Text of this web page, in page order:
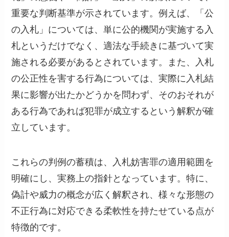
重要な判断基準が示されています。例えば、「公
の入札」については、単に公的機関が実施する入
札というだけでなく、適法な手続きに基づいて実
施される必要があるとされています。また、入札
の公正性を害する行為については、実際に入札結
果に影響が出たかどうかを問わず、そのおそれが
ある行為であれば犯罪が成立するという解釈が確
立しています。
これらの判例の蓄積は、入札妨害罪の適用範囲を
明確にし、実務上の指針となっています。特に、
偽計や威力の概念が広く解釈され、様々な形態の
不正行為に対応できる柔軟性を持たせている点が
特徴的です。